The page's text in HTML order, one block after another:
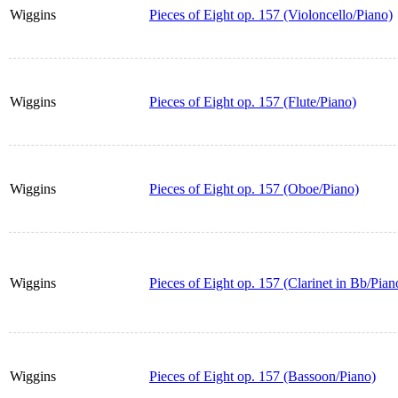
Wiggins Pieces of Eight op. 157 (Violoncello/Piano)
Wiggins Pieces of Eight op. 157 (Flute/Piano)
Wiggins Pieces of Eight op. 157 (Oboe/Piano)
Wiggins Pieces of Eight op. 157 (Clarinet in Bb/
Wiggins Pieces of Eight op. 157 (Bassoon/Piano)